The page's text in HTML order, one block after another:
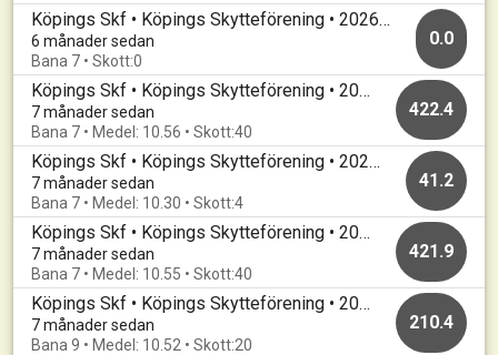
Köpings Skf • Köpings Skytteförening • 20260114
6 månader sedan
Bana 7 • Skott:0
0.0
Köpings Skf • Köpings Skytteförening • 20260107
7 månader sedan
Bana 7 • Medel: 10.56 • Skott:40
422.4
Köpings Skf • Köpings Skytteförening • 20260107
7 månader sedan
Bana 7 • Medel: 10.30 • Skott:4
41.2
Köpings Skf • Köpings Skytteförening • 20260106
7 månader sedan
Bana 7 • Medel: 10.55 • Skott:40
421.9
Köpings Skf • Köpings Skytteförening • 20251226
7 månader sedan
Bana 9 • Medel: 10.52 • Skott:20
210.4